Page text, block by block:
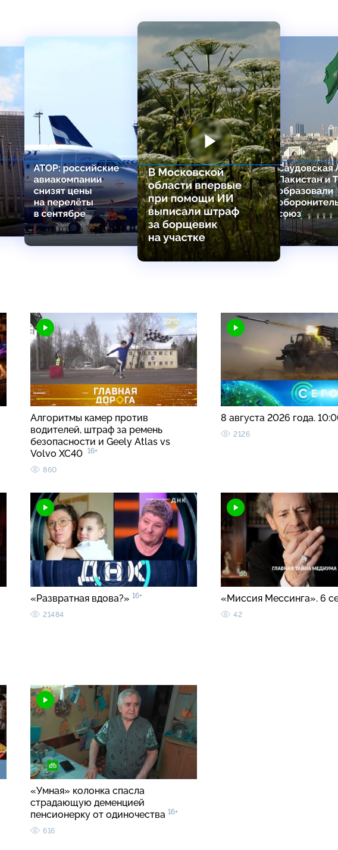
Алгоритмы камер против
водителей, штраф за ремень
безопасности и Geely Atlas vs
Volvo XC40 16+
860
8 августа 2026 года.
2126
«Развратная вдова?» 16+
21484
«Миссия Мессинга». 6
42
«Умная» колонка спасла
страдающую деменцией
пенсионерку от одиночества 16+
616